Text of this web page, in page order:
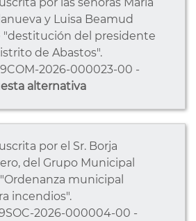
y Luisa Beamud
"destitución del presidente
de Abastos".
2026-000023-00 -
alternativa
por el Sr. Borja
del Grupo Municipal
municipal
incendios".
2026-000004-00 -